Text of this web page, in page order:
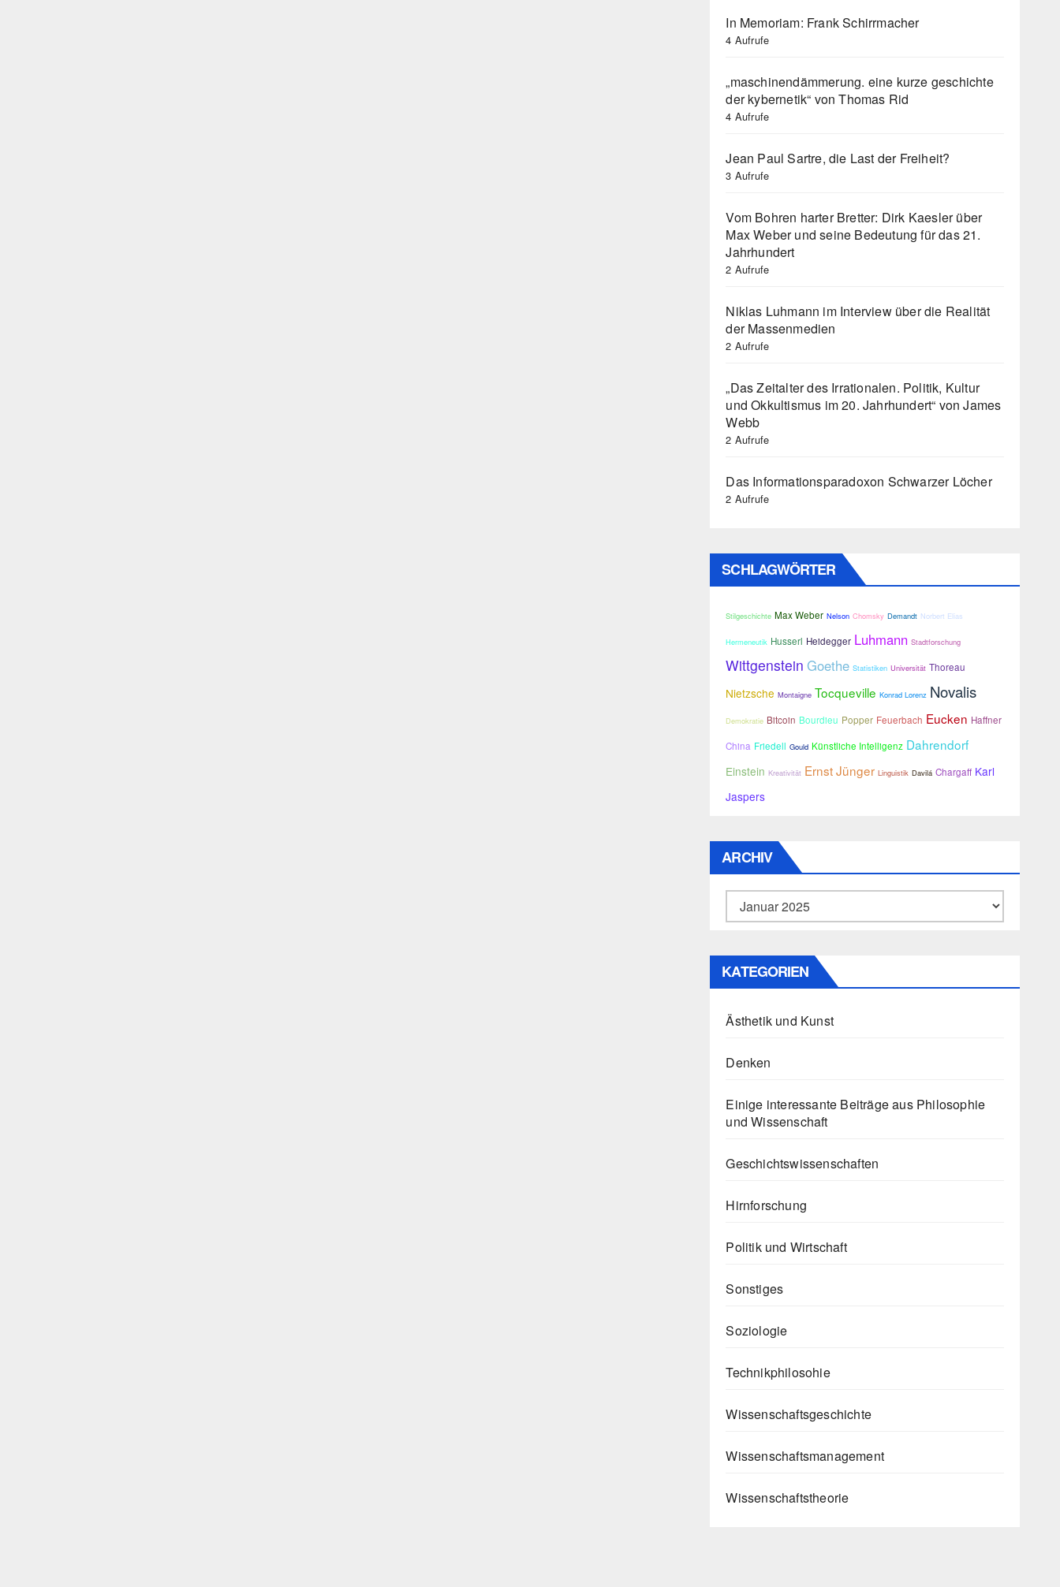
In Memoriam: Frank Schirrmacher
4 Aufrufe
„maschinendämmerung. eine kurze geschichte
der kybernetik“ von Thomas Rid
4 Aufrufe
Jean Paul Sartre, die Last der Freiheit?
3 Aufrufe
Vom Bohren harter Bretter: Dirk Kaesler über
Max Weber und seine Bedeutung für das 21.
Jahrhundert
2 Aufrufe
Niklas Luhmann im Interview über die Realität
der Massenmedien
2 Aufrufe
„Das Zeitalter des Irrationalen. Politik, Kultur
und Okkultismus im 20. Jahrhundert“ von James
Webb
2 Aufrufe
Das Informationsparadoxon Schwarzer Löcher
2 Aufrufe
SCHLAGWÖRTER
Stilgeschichte Max Weber Nelson Chomsky Demandt Norbert Elias
Hermeneutik Husserl Heidegger Luhmann Stadtforschung
Wittgenstein Goethe Statistiken Universität Thoreau
Nietzsche Montaigne Tocqueville Konrad Lorenz Novalis
Demokratie Bitcoin Bourdieu Popper Feuerbach Eucken Haffner
China Friedell Gould Künstliche Intelligenz Dahrendorf
Einstein Kreativität Ernst Jünger Linguistik Davilá Chargaff Karl
Jaspers
ARCHIV
Archiv
KATEGORIEN
Ästhetik und Kunst
Denken
Einige interessante Beiträge aus Philosophie
und Wissenschaft
Geschichtswissenschaften
Hirnforschung
Politik und Wirtschaft
Sonstiges
Soziologie
Technikphilosohie
Wissenschaftsgeschichte
Wissenschaftsmanagement
Wissenschaftstheorie